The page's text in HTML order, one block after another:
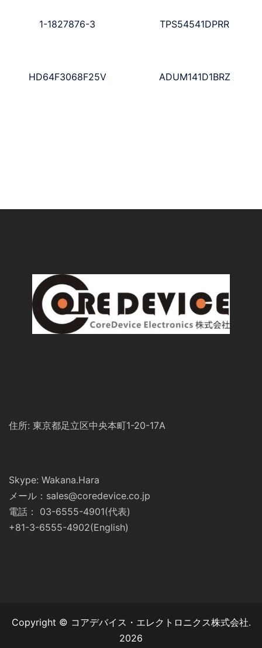
1-1827876-3 TPS54541DPRR
HD64F3068F25V ADUM141D1BRZ
住所: 東京都足立区中央本町1-20-17A
Skype: Wakana.Hara
メール：sales@coredevice.co.jp
電話： 03-6555-4901(代表)
+81-3-6555-4902(English)
Copyright © コアデバイス・エレクトロニクス株式会社.
2026